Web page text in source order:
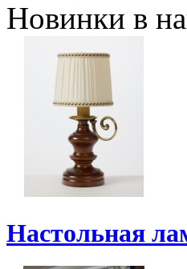
Новинки в
Настольная